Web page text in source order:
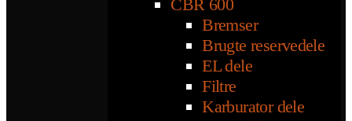
CBR 600
Bremser
Brugte reservedele
EL dele
Filtre
Karburator dele